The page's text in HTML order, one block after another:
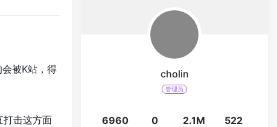
会被K站，得
打击这方面
cholin
管理员
6960 0 2.1M 522